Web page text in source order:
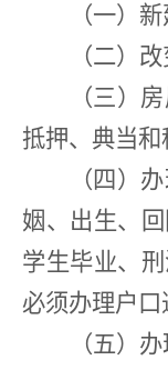
（一）
（二）
（三）
抵押、典当和
（四）
姻、出生、
学生毕业、
必须办理户口
（五）